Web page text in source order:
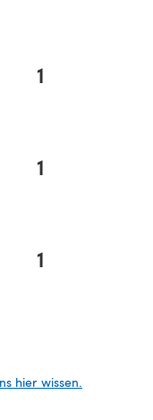
1
1
1
hier wissen.